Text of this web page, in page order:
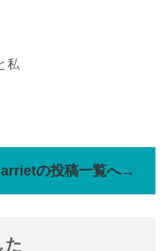
私
の投稿一覧へ→
た